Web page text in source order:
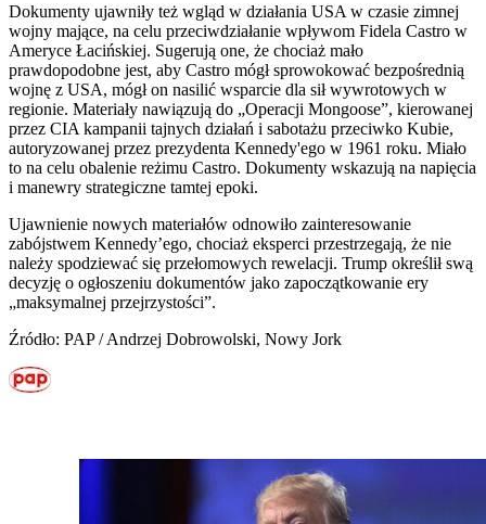
Dokumenty ujawniły też wgląd w działania USA w czasie zimnej
wojny mające, na celu przeciwdziałanie wpływom Fidela Castro w
Ameryce Łacińskiej. Sugerują one, że chociaż mało
prawdopodobne jest, aby Castro mógł sprowokować bezpośrednią
wojnę z USA, mógł on nasilić wsparcie dla sił wywrotowych w
regionie. Materiały nawiązują do „Operacji Mongoose”, kierowanej
przez CIA kampanii tajnych działań i sabotażu przeciwko Kubie,
autoryzowanej przez prezydenta Kennedy'ego w 1961 roku. Miało
to na celu obalenie reżimu Castro. Dokumenty wskazują na napięcia
i manewry strategiczne tamtej epoki.
Ujawnienie nowych materiałów odnowiło zainteresowanie
zabójstwem Kennedy’ego, chociaż eksperci przestrzegają, że nie
należy spodziewać się przełomowych rewelacji. Trump określił swą
decyzję o ogłoszeniu dokumentów jako zapoczątkowanie ery
„maksymalnej przejrzystości”.
Źródło: PAP / Andrzej Dobrowolski, Nowy Jork